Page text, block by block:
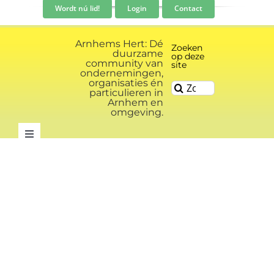
inhoud
Wordt nú lid! Login Contact
Arnhems Hert: Dé
duurzame
community van
ondernemingen,
organisaties én
particulieren in
Arnhem en
omgeving.
Zoeken
op deze
site
Zoeken
naar:
Toggle